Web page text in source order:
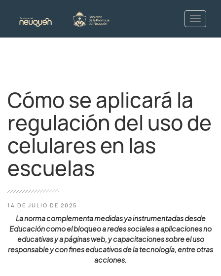
Cómo se aplicará la
regulación del uso de
celulares en las
escuelas
14 DE JULIO DE 2025
La norma complementa medidas ya instrumentadas desde
Educación como el bloqueo a redes sociales a aplicaciones no
educativas y a páginas web, y capacitaciones sobre el uso
responsable y con fines educativos de la tecnología, entre otras
acciones.